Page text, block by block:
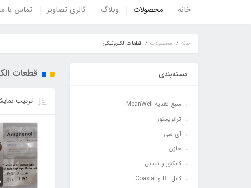
خانه محصولات وبلاگ گالری تصاویر تماس با ما
خانه محصولات قطعات الکترونیکی
دسته‌بندی
منبع تغذیه MeanWell
ترانزیستور
آی سی
خازن
کانکتور و تبدیل
کابل RF و Coaxial
قطعات
ترتیب